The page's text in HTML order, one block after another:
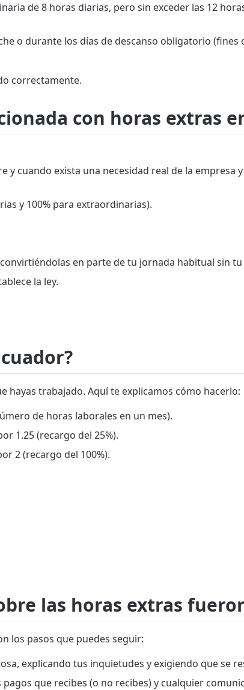
de 8 horas diarias, pero sin exceder las 12
o durante los días de descanso obligatorio (fines
correctamente.
con horas extras
cuando exista una necesidad real de la empresa
y 100% para extraordinarias).
en parte de tu jornada habitual sin
la ley.
hayas trabajado. Aquí te explicamos cómo hacerlo:
de horas laborales en un mes).
1.25 (recargo del 25%).
2 (recargo del 100%).
las horas extras
los pasos que puedes seguir:
explicando tus inquietudes y exigiendo que se
que recibes (o no recibes) y cualquier